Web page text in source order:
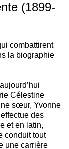
(1899-
combattirent
la biographie
Célestine
sœur, Yvonne
des
et en latin,
conduit tout
une carrière